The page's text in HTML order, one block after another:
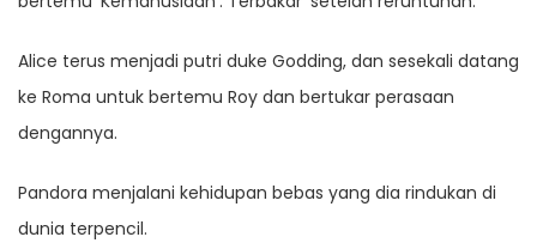
Alice terus menjadi putri duke Godding, dan sesekali datang
ke Roma untuk bertemu Roy dan bertukar perasaan
dengannya.
Pandora menjalani kehidupan bebas yang dia rindukan di
dunia terpencil.